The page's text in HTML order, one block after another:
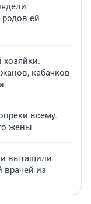
ей
кабачков
всему.
жены
и вытащили
врачей из